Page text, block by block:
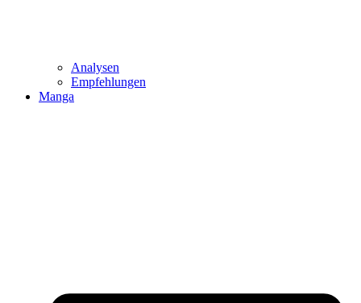
Analysen
Empfehlungen
Manga